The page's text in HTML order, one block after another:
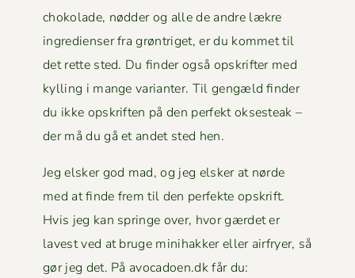
choko­lade, nød­der og alle de andre lækre
ingre­di­enser fra grøn­triget, er du kom­met til
det rette sted. Du find­er også opskrifter med
kylling i mange vari­anter. Til gengæld find­er
du ikke opskriften på den per­fekt okses­teak –
der må du gå et andet sted hen.
Jeg elsker god mad, og jeg elsker at nørde
med at finde frem til den per­fek­te opskrift.
Hvis jeg kan springe over, hvor gærdet er
lavest ved at bruge mini­hakker eller air­fry­er, så
gør jeg det. På avocadoen.dk får du: